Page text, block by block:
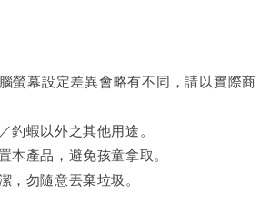
螢幕設定差異會略有不同，請以實際商
釣蝦以外之其他用途。
本產品，避免孩童拿取。
，勿隨意丟棄垃圾。